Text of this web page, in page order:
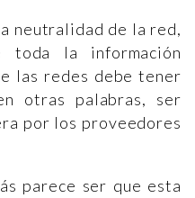
neutralidad de la red,
la información
las redes debe tener
otras palabras, ser
por los proveedores
parece ser que esta